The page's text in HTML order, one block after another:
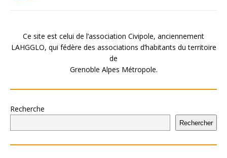
Ce site est celui de l’association Civipole, anciennement
LAHGGLO, qui fédère des associations d’habitants du territoire
de
Grenoble Alpes Métropole.
Recherche
Rechercher